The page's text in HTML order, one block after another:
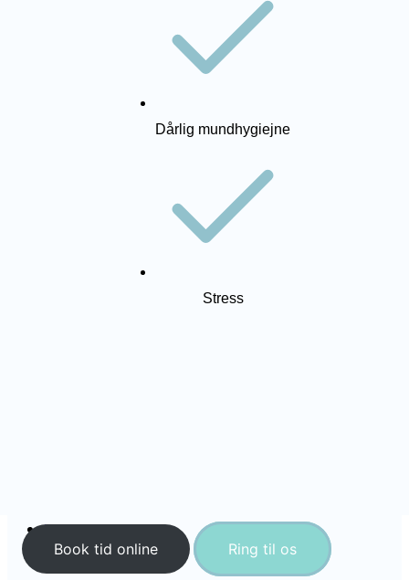
KONTAKT
Dårlig mundhygiejne
Stress
Book tid online Ring til os